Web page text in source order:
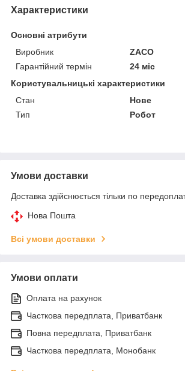
Характеристики
Основні атрибути
Виробник
ZACO
Гарантійний термін
24 міс
Користувальницькі характеристики
Стан
Нове
Тип
Робот
Умови доставки
Доставка здійснюється тільки по
Нова Пошта
Всі умови доставки
Умови оплати
Оплата на рахунок
Часткова передплата, Приватбанк
Повна передплата, Приватбанк
Часткова передплата, Монобанк